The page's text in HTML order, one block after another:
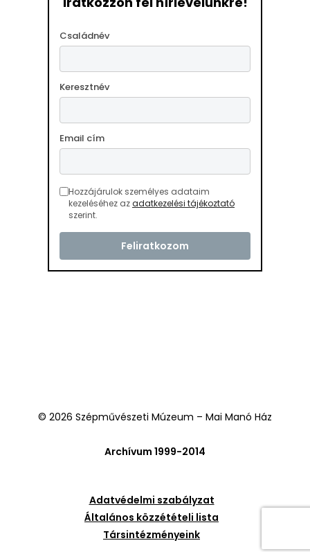
Családnév
Keresztnév
Email cím
Hozzájárulok személyes adataim
kezeléséhez azadatkezelési tájékoztató
szerint.
© 2026 Szépművészeti Múzeum – Mai Manó Ház
Archívum 1999-2014
Adatvédelmi szabályzat
Általános közzétételi lista
Társintézményeink